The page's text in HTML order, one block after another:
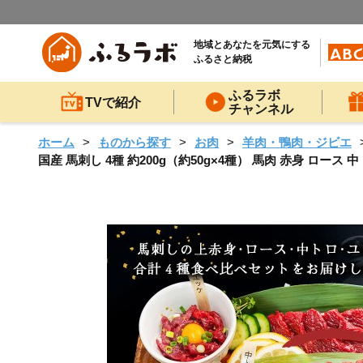
地域とあなたを元気にする
ふるさと納税
TVで紹介
ふるラボ
チャンネル
ホーム ものから探す お肉
羊肉・鴨肉・ジビエ
国産 馬刺し 4種 約200g（約50g×4種） 馬肉 赤身 ロース